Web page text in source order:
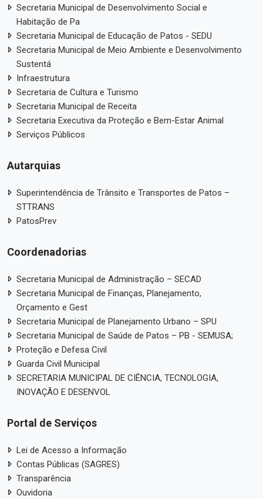
Secretaria Municipal de Desenvolvimento Social e
Habitação de Pa
Secretaria Municipal de Educação de Patos - SEDU
Secretaria Municipal de Meio Ambiente e Desenvolvimento
Sustentá
Infraestrutura
Secretaria de Cultura e Turismo
Secretaria Municipal de Receita
Secretaria Executiva da Proteção e Bem-Estar Animal
Serviços Públicos
Autarquias
Superintendência de Trânsito e Transportes de Patos –
STTRANS
PatosPrev
Coordenadorias
Secretaria Municipal de Administração – SECAD
Secretaria Municipal de Finanças, Planejamento,
Orçamento e Gest
Secretaria Municipal de Planejamento Urbano – SPU
Secretaria Municipal de Saúde de Patos – PB - SEMUSA;
Proteção e Defesa Civil
Guarda Civil Municipal
SECRETARIA MUNICIPAL DE CIÊNCIA, TECNOLOGIA,
INOVAÇÃO E DESENVOL
Portal de Serviços
Lei de Acesso a Informação
Contas Públicas (SAGRES)
Transparência
Ouvidoria